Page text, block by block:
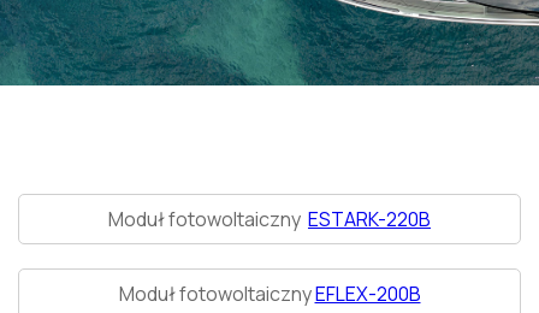
Moduł fotowoltaiczny ESTARK-220B
Moduł fotowoltaicznyEFLEX-200B